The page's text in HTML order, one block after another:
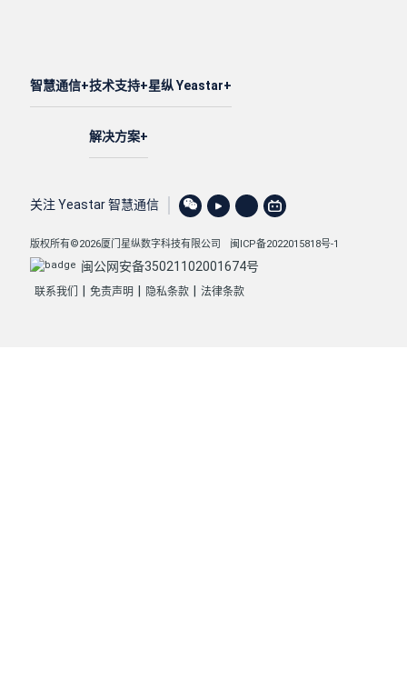
智慧通信 技术支持
解决方案
星纵 Yeastar
关注 Yeastar 智慧通信
版权所有©2026厦门星纵数字科技有限公司 闽ICP备2022015818号-1
闽公网安备35021102001674号
联系我们 免责声明 隐私条款 法律条款